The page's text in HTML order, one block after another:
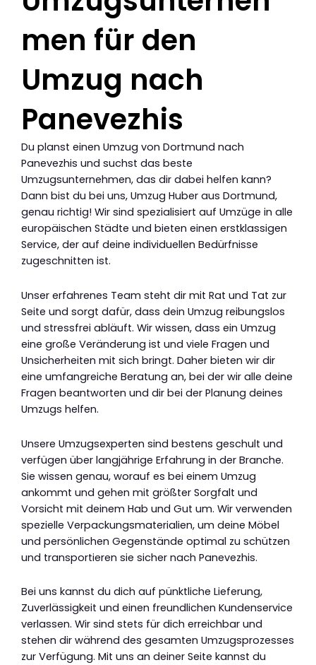
men für den
Umzug nach
Panevezhis
Du planst einen Umzug von Dortmund nach
Panevezhis und suchst das beste
Umzugsunternehmen, das dir dabei helfen kann?
Dann bist du bei uns, Umzug Huber aus Dortmund,
genau richtig! Wir sind spezialisiert auf Umzüge in alle
europäischen Städte und bieten einen erstklassigen
Service, der auf deine individuellen Bedürfnisse
zugeschnitten ist.
Unser erfahrenes Team steht dir mit Rat und Tat zur
Seite und sorgt dafür, dass dein Umzug reibungslos
und stressfrei abläuft. Wir wissen, dass ein Umzug
eine große Veränderung ist und viele Fragen und
Unsicherheiten mit sich bringt. Daher bieten wir dir
eine umfangreiche Beratung an, bei der wir alle deine
Fragen beantworten und dir bei der Planung deines
Umzugs helfen.
Unsere Umzugsexperten sind bestens geschult und
verfügen über langjährige Erfahrung in der Branche.
Sie wissen genau, worauf es bei einem Umzug
ankommt und gehen mit größter Sorgfalt und
Vorsicht mit deinem Hab und Gut um. Wir verwenden
spezielle Verpackungsmaterialien, um deine Möbel
und persönlichen Gegenstände optimal zu schützen
und transportieren sie sicher nach Panevezhis.
Bei uns kannst du dich auf pünktliche Lieferung,
Zuverlässigkeit und einen freundlichen Kundenservice
verlassen. Wir sind stets für dich erreichbar und
stehen dir während des gesamten Umzugsprozesses
zur Verfügung. Mit uns an deiner Seite kannst du